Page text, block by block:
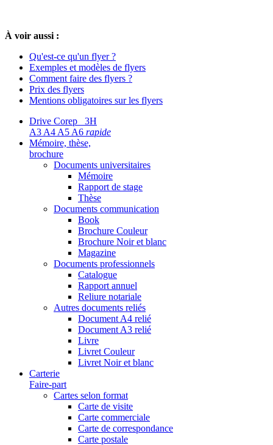
À voir aussi :
Qu'est-ce qu'un flyer ?
Exemples et modèles de flyers
Comment faire des flyers ?
Prix des flyers
Mentions obligatoires sur les flyers
Drive Corep 3H
A3 A4 A5 A6 rapide
Mémoire, thèse,
brochure
Documents universitaires
Mémoire
Rapport de stage
Thèse
Documents communication
Book
Brochure Couleur
Brochure Noir et blanc
Magazine
Documents professionnels
Catalogue
Rapport annuel
Reliure notariale
Autres documents reliés
Document A4 relié
Document A3 relié
Livre
Livret Couleur
Livret Noir et blanc
Carterie
Faire-part
Cartes selon format
Carte de visite
Carte commerciale
Carte de correspondance
Carte postale